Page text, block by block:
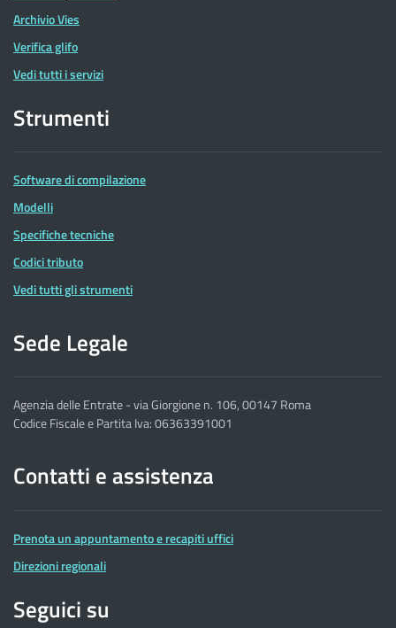
Archivio Vies
Verifica glifo
Vedi tutti i servizi
Strumenti
Software di compilazione
Modelli
Specifiche tecniche
Codici tributo
Vedi tutti gli strumenti
Sede Legale
Agenzia delle Entrate - via Giorgione n. 106, 00147 Roma
Codice Fiscale e Partita Iva: 06363391001
Contatti e assistenza
Prenota un appuntamento e recapiti uffici
Direzioni regionali
Seguici su